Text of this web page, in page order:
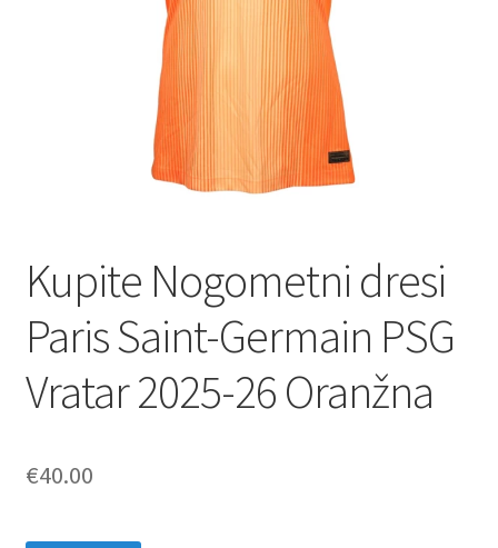
Kupite Nogometni dresi
Paris Saint-Germain PSG
Vratar 2025-26 Oranžna
€40.00